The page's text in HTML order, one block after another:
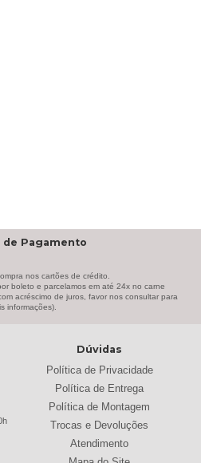
(3)
de Pagamento
nos cartões de crédito.
boleto e parcelamos em até 24x no carne
acréscimo de juros, favor nos consultar para
informações).
Dúvidas
Política de Privacidade
Política de Entrega
Política de Montagem
Trocas e Devoluções
Atendimento